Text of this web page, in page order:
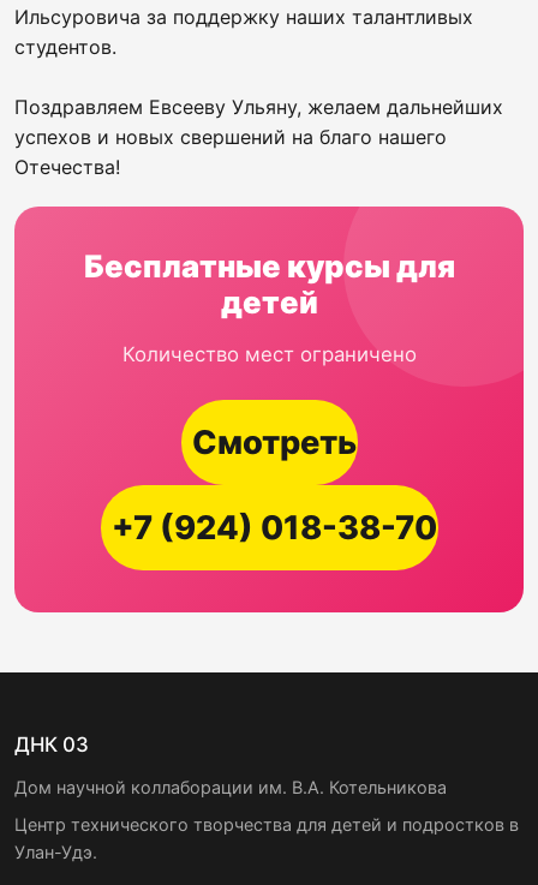
Ильсуровича за поддержку наших талантливых
студентов.
Поздравляем Евсееву Ульяну, желаем дальнейших
успехов и новых свершений на благо нашего
Отечества!
Бесплатные курсы для
детей
Количество мест ограничено
Смотреть
+7 (924) 018-38-70
ДНК 03
Дом научной коллаборации им. В.А. Котельникова
Центр технического творчества для детей и подростков в
Улан-Удэ.